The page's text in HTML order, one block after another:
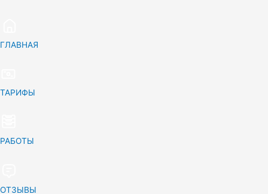
ГЛАВНАЯ
ТАРИФЫ
РАБОТЫ
ОТЗЫВЫ